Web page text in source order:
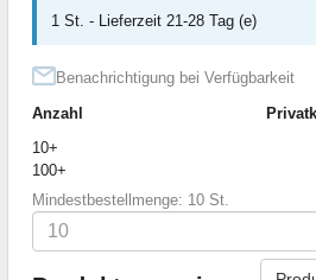
1 St. - Lieferzeit 21-28 Tag (e)
Benachrichtigung bei Verfügbarkeit
Anzahl
10+
100+
Mindestbestellmenge: 10 St.